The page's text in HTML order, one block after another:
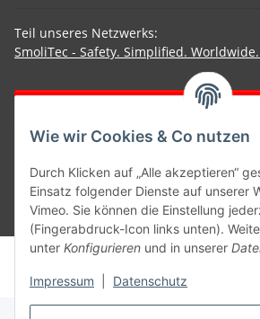
Wie wir Cookies & Co nutzen
Durch Klicken auf „Alle akzeptieren“
Einsatz folgender Dienste auf unserer
Vimeo. Sie können die Einstellung
(Fingerabdruck-Icon links unten).
unter Konfigurieren und in unserer
Impressum Datenschutz
Teil unseres Netzwerks:
SmoliTec - Safety. Simplified. Worldwide.
Vertrag widerrufen
* Alle Preise inkl. gesetzlicher USt., zzgl.Versand
© voltmaster.de
Powered by